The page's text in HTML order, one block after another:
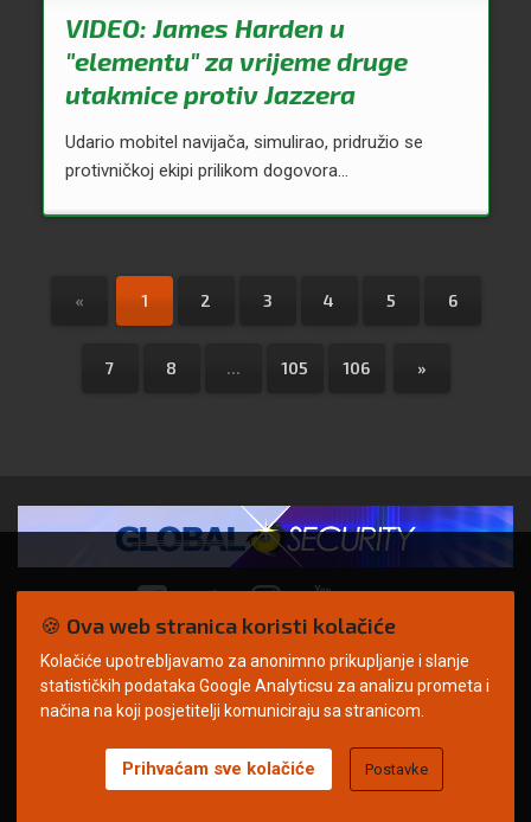
VIDEO: James Harden u
"elementu" za vrijeme druge
utakmice protiv Jazzera
Udario mobitel navijača, simulirao, pridružio se
protivničkoj ekipi prilikom dogovora...
« 1 2 3 4 5 6
7 8 ... 105 106 »
© Copyright 2026. | ARILEO
Uvjeti korištenja Politika privatnosti
Impressum
🍪 Ova web stranica koristi kolačiće
Kolačiće upotrebljavamo za anonimno prikupljanje i slanje
statističkih podataka Google Analyticsu za analizu prometa i
načina na koji posjetitelji komuniciraju sa stranicom.
Prihvaćam sve kolačiće Postavke